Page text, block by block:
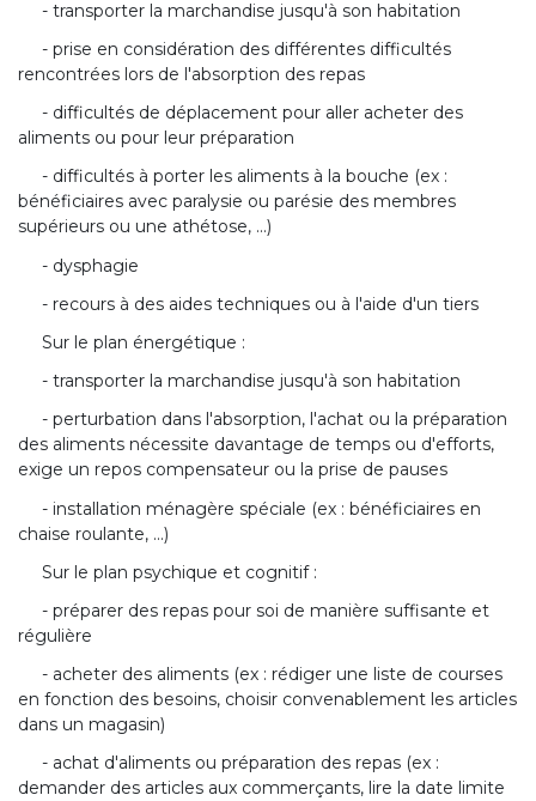
- transporter la marchandise jusqu'à son habitation
- prise en considération des différentes difficultés
rencontrées lors de l'absorption des repas
- difficultés de déplacement pour aller acheter des
aliments ou pour leur préparation
- difficultés à porter les aliments à la bouche (ex :
bénéficiaires avec paralysie ou parésie des membres
supérieurs ou une athétose, ...)
- dysphagie
- recours à des aides techniques ou à l'aide d'un tiers
Sur le plan énergétique :
- transporter la marchandise jusqu'à son habitation
- perturbation dans l'absorption, l'achat ou la préparation
des aliments nécessite davantage de temps ou d'efforts,
exige un repos compensateur ou la prise de pauses
- installation ménagère spéciale (ex : bénéficiaires en
chaise roulante, ...)
Sur le plan psychique et cognitif :
- préparer des repas pour soi de manière suffisante et
régulière
- acheter des aliments (ex : rédiger une liste de courses
en fonction des besoins, choisir convenablement les articles
dans un magasin)
- achat d'aliments ou préparation des repas (ex :
demander des articles aux commerçants, lire la date limite